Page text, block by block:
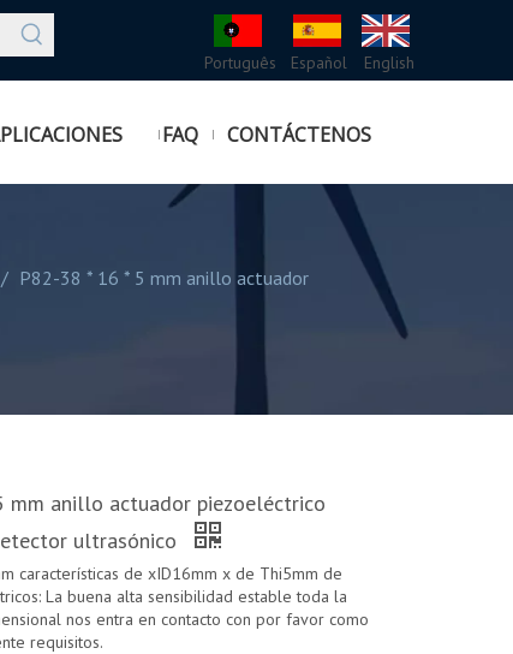
Português Español English
FAQ CONTÁCTENOS
/ P82-38 * 16 * 5 mm anillo actuador
mm anillo actuador piezoeléctrico
ultrasónico
características de xID16mm x de Thi5mm de
La buena alta sensibilidad estable toda la
nos entra en contacto con por favor como
requisitos.